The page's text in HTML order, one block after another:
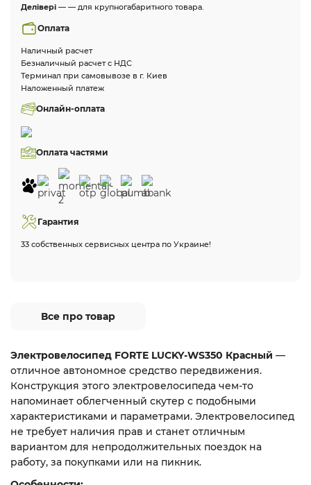
Делівері — — для крупногабаритного товара.
Оплата
Наличный расчет
Безналичный расчет с НДС
Терминал при самовывозе в г. Киев
Наложенный платеж
Онлайн-оплата
Оплата частями
Гарантия
33 собственных сервисных центра по Украине!
Все про товар
Электровелосипед FORTE LUCKY-WS350 Красный —
отличное автономное средство передвижения.
Конструкция этого электровелосипеда чем-то
напоминает облегченный скутер с подобными
характеристиками и параметрами. Электровелосипед
не требует наличия прав и станет отличным
вариантом для непродолжительных поездок на
работу, за покупками или на пикник.